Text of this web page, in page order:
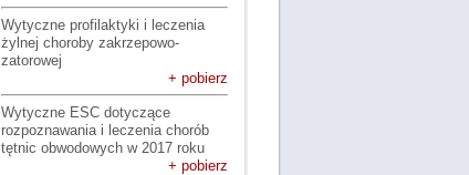
Wytyczne profilaktyki i leczenia
żylnej choroby zakrzepowo-
zatorowej
+ pobierz
Wytyczne ESC dotyczące
rozpoznawania i leczenia chorób
tętnic obwodowych w 2017 roku
+ pobierz